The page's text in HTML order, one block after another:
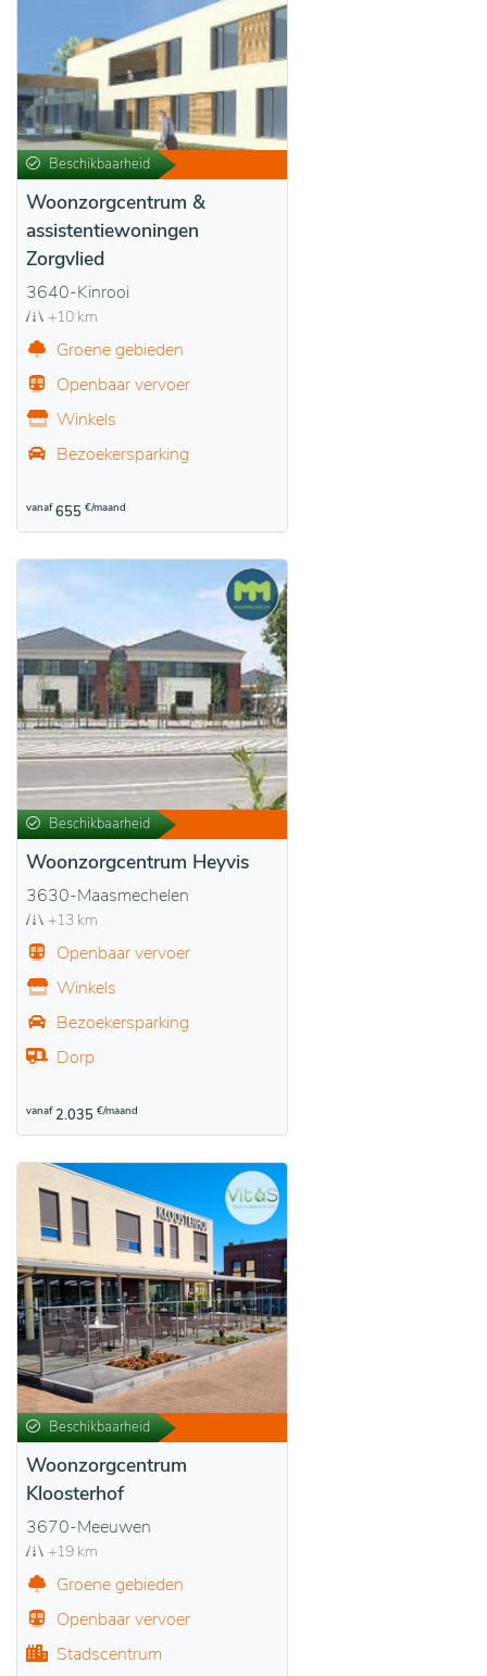
Beschikbaarheid
Woonzorgcentrum &
assistentiewoningen
Zorgvlied
3640-Kinrooi
+10 km
Groene gebieden
Openbaar vervoer
Winkels
Bezoekersparking
vanaf 655 €/maand
Beschikbaarheid
Woonzorgcentrum Heyvis
3630-Maasmechelen
+13 km
Openbaar vervoer
Winkels
Bezoekersparking
Dorp
vanaf 2.035 €/maand
Beschikbaarheid
Woonzorgcentrum
Kloosterhof
3670-Meeuwen
+19 km
Groene gebieden
Openbaar vervoer
Stadscentrum